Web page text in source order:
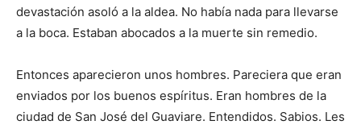
devastación asoló a la aldea. No había nada para llevarse
a la boca. Estaban abocados a la muerte sin remedio.
Entonces aparecieron unos hombres. Pareciera que eran
enviados por los buenos espíritus. Eran hombres de la
ciudad de San José del Guaviare. Entendidos. Sabios. Les